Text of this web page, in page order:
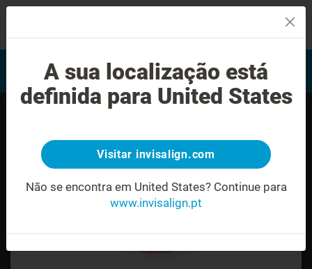
Avaliação do sorriso
Encontrar um Invisalign
provider
A sua localização está
definida para United States
Visitar invisalign.com
Não se encontra em United States? Continue para
www.invisalign.pt